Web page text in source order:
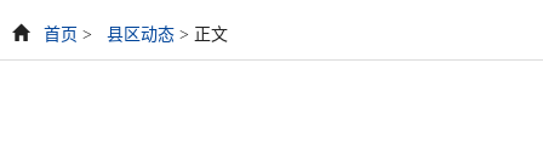
首页 > 县区动态 > 正文